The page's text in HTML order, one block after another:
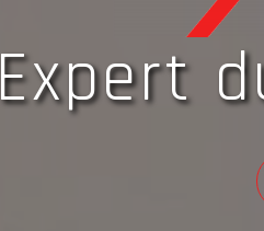
Expert